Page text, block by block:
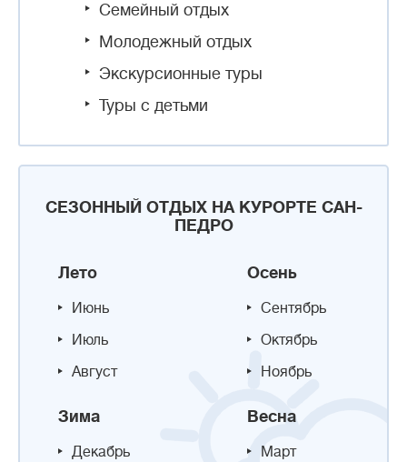
Семейный отдых
Молодежный отдых
Экскурсионные туры
Туры с детьми
СЕЗОННЫЙ ОТДЫХ НА КУРОРТЕ САН-
ПЕДРО
Лето
Июнь
Июль
Август
Осень
Сентябрь
Октябрь
Ноябрь
Зима
Декабрь
Весна
Март